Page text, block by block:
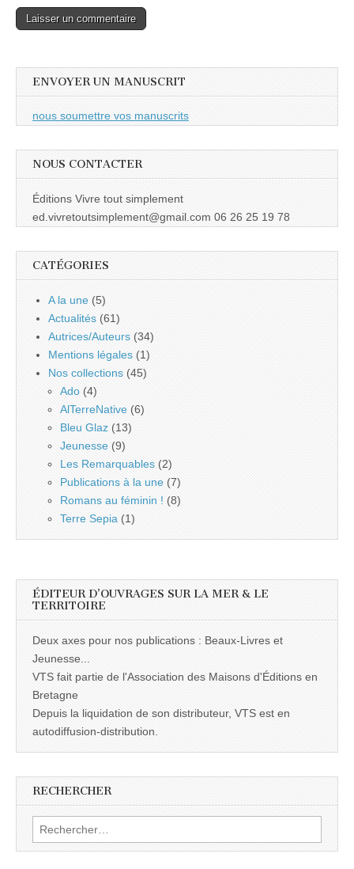
ENVOYER UN MANUSCRIT
nous soumettre vos manuscrits
NOUS CONTACTER
Éditions Vivre tout simplement
ed.vivretoutsimplement@gmail.com 06 26 25 19 78
CATÉGORIES
A la une (5)
Actualités (61)
Autrices/Auteurs (34)
Mentions légales (1)
Nos collections (45)
Ado (4)
AlTerreNative (6)
Bleu Glaz (13)
Jeunesse (9)
Les Remarquables (2)
Publications à la une (7)
Romans au féminin ! (8)
Terre Sepia (1)
ÉDITEUR D’OUVRAGES SUR LA MER & LE
TERRITOIRE
Deux axes pour nos publications : Beaux-Livres et
Jeunesse...
VTS fait partie de l'Association des Maisons d'Éditions en
Bretagne
Depuis la liquidation de son distributeur, VTS est en
autodiffusion-distribution.
RECHERCHER
Rechercher :